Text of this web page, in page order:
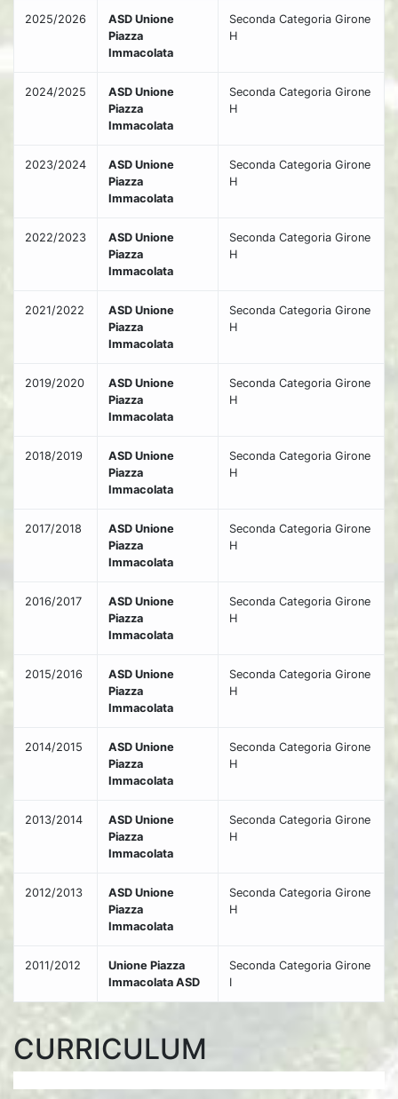
2025/2026
ASD Unione
Piazza
Immacolata
Seconda Categoria Girone
H
2024/2025
ASD Unione
Piazza
Immacolata
Seconda Categoria Girone
H
2023/2024
ASD Unione
Piazza
Immacolata
Seconda Categoria Girone
H
2022/2023
ASD Unione
Piazza
Immacolata
Seconda Categoria Girone
H
2021/2022
ASD Unione
Piazza
Immacolata
Seconda Categoria Girone
H
2019/2020
ASD Unione
Piazza
Immacolata
Seconda Categoria Girone
H
2018/2019
ASD Unione
Piazza
Immacolata
Seconda Categoria Girone
H
2017/2018
ASD Unione
Piazza
Immacolata
Seconda Categoria Girone
H
2016/2017
ASD Unione
Piazza
Immacolata
Seconda Categoria Girone
H
2015/2016
ASD Unione
Piazza
Immacolata
Seconda Categoria Girone
H
2014/2015
ASD Unione
Piazza
Immacolata
Seconda Categoria Girone
H
2013/2014
ASD Unione
Piazza
Immacolata
Seconda Categoria Girone
H
2012/2013
ASD Unione
Piazza
Immacolata
Seconda Categoria Girone
H
2011/2012
Unione Piazza
Immacolata ASD
Seconda Categoria Girone
I
CURRICULUM